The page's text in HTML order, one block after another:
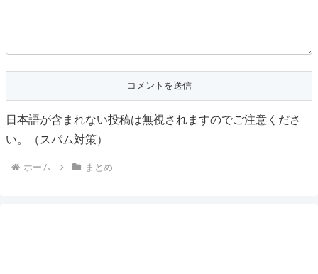
日本語が含まれない投稿は無視されますのでご注意くださ
い。（スパム対策）
ホーム まとめ